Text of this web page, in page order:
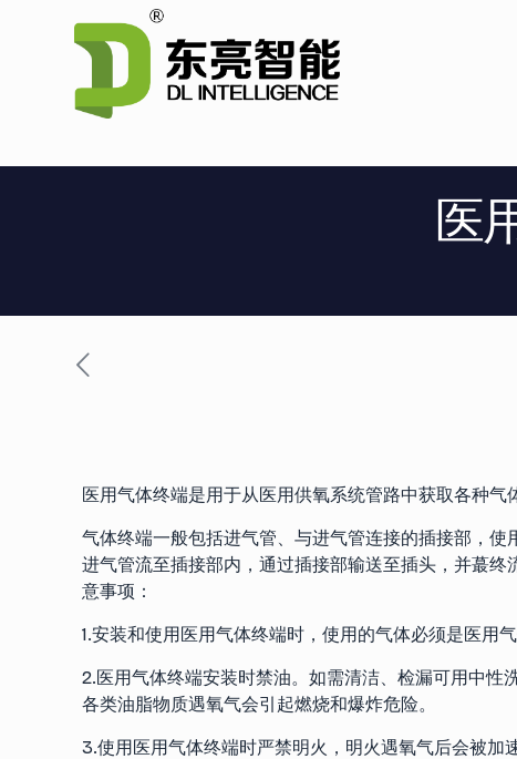
医
医用气体终端是用于从医用供氧系统管路中获取各种气
气体终端一般包括进气管、与进气管连接的插接部，
进气管流至插接部内，通过插接部输送至插头，并蕞
意事项：
1.安装和使用医用气体终端时，使用的气体必须是医用
2.医用气体终端安装时禁油。如需清洁、检漏可用中性
各类油脂物质遇氧气会引起燃烧和爆炸危险。
3.使用医用气体终端时严禁明火，明火遇氧气后会被加